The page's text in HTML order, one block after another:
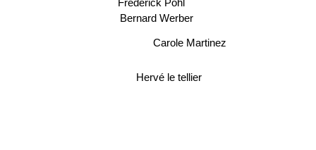
Frederick Pohl
Carole Martinez
Hervé le tellier
Bernard Werber